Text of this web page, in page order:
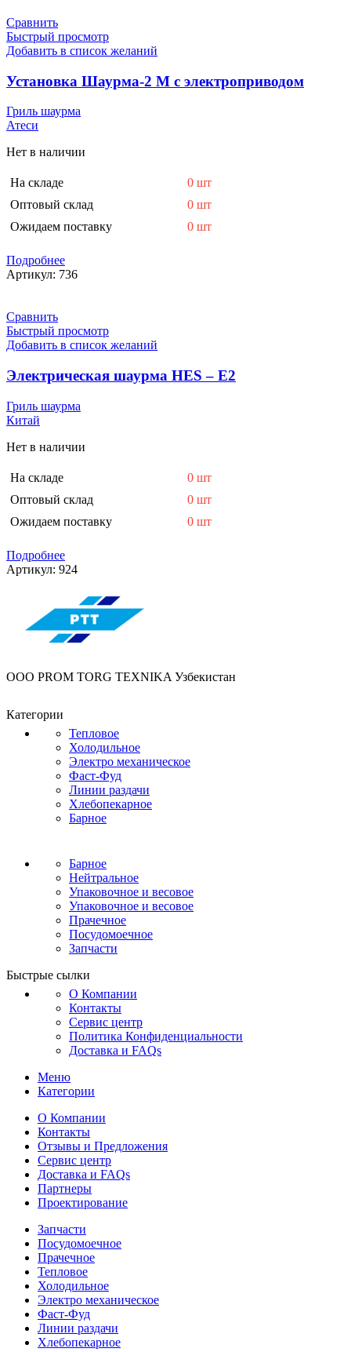
Сравнить
Быстрый просмотр
Добавить в список желаний
Установка Шаурма-2 М с электроприводом
Гриль шаурма
Атеси
Нет в наличии
На складе
0 шт
Оптовый склад
0 шт
Ожидаем поставку
0 шт
Подробнее
Артикул: 736
Сравнить
Быстрый просмотр
Добавить в список желаний
Электрическая шаурма HES – E2
Гриль шаурма
Китай
Нет в наличии
На складе
0 шт
Оптовый склад
0 шт
Ожидаем поставку
0 шт
Подробнее
Артикул: 924
OOO PROM TORG TEXNIKA Узбекистан
Категории
Тепловое
Холодильное
Электро механическое
Фаст-Фуд
Линии раздачи
Хлебопекарное
Барное
Барное
Нейтральное
Упаковочное и весовое
Упаковочное и весовое
Прачечное
Посудомоечное
Запчасти
Быстрые сылки
О Компании
Контакты
Сервис центр
Политика Конфиденциальности
Доставка и FAQs
Меню
Категории
О Компании
Контакты
Отзывы и Предложения
Сервис центр
Доставка и FAQs
Партнеры
Проектирование
Запчасти
Посудомоечное
Прачечное
Тепловое
Холодильное
Электро механическое
Фаст-Фуд
Линии раздачи
Хлебопекарное